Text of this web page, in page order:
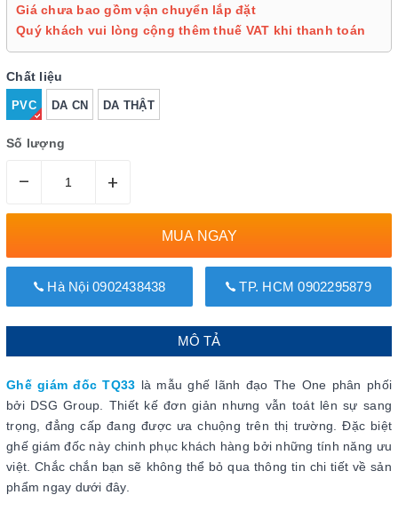
Giá chưa bao gồm vận chuyển lắp đặt
Quý khách vui lòng cộng thêm thuế VAT khi thanh toán
Chất liệu
PVC DA CN DA THẬT
Số lượng
– +
MUA NGAY
Hà Nội 0902438438 TP. HCM 0902295879
MÔ TẢ
Ghế giám đốc TQ33 là mẫu ghế lãnh đạo The One phân phối
bởi DSG Group. Thiết kế đơn giản nhưng vẫn toát lên sự sang
trọng, đẳng cấp đang được ưa chuộng trên thị trường. Đặc biệt
ghế giám đốc này chinh phục khách hàng bởi những tính năng ưu
việt. Chắc chắn bạn sẽ không thể bỏ qua thông tin chi tiết về sản
phẩm ngay dưới đây.